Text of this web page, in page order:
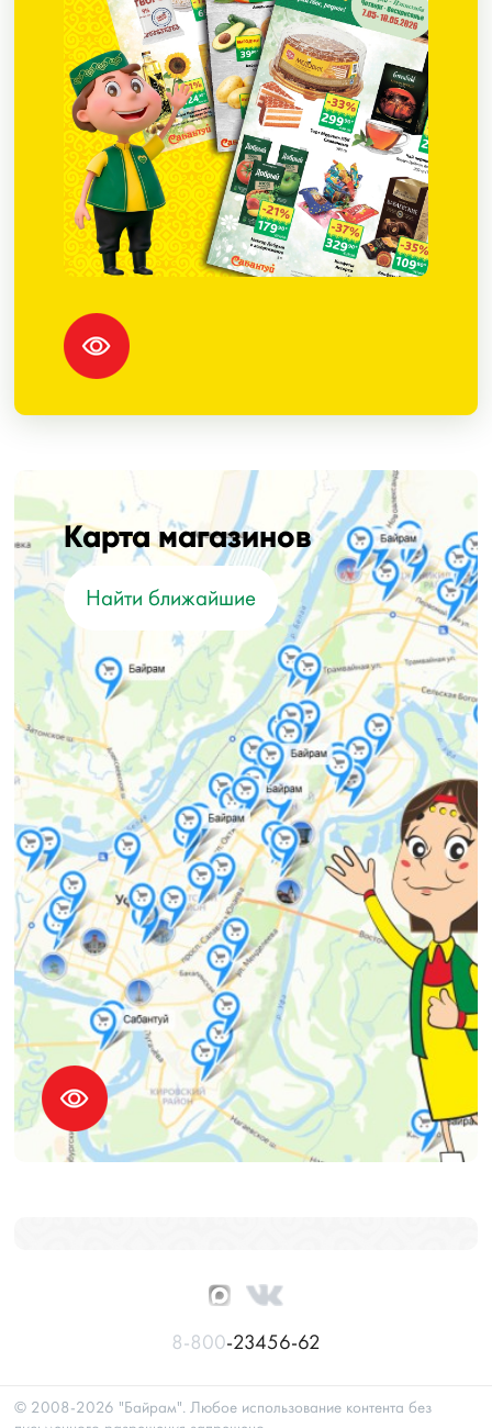
Карта магазинов
Найти ближайшие
8-800-23456-62
© 2008-2026 "Байрам". Любое использование контента без